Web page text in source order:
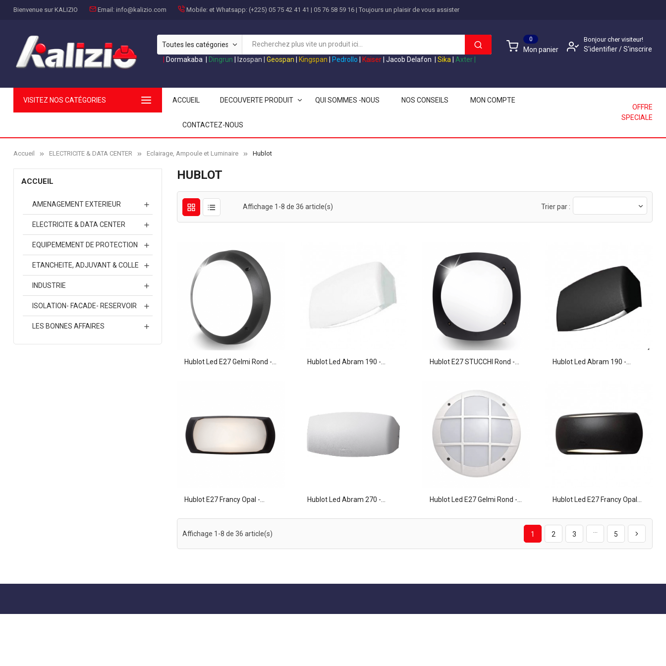
Bienvenue sur KALIZIO Email: info@kalizio.com Mobile: et Whatsapp: (+225) 05 75 42 41 41 | 05 76 58 59 16 | Toujours un plaisir de vous assister
Dormakaba Dingrun Izospan Geospan Kingspan Pedrollo Kaiser Jacob Delafon Sika Axter
0
Mon panier
Bonjour cher visiteur!
S'identifier/S'inscrire
VISITEZ NOS CATÉGORIES ACCUEIL DECOUVERTE PRODUIT QUI SOMMES -NOUS NOS CONSEILS MON COMPTE
CONTACTEZ-NOUS
OFFRE
SPECIALE
Accueil ELECTRICITE & DATA CENTER Eclairage, Ampoule et Luminaire Hublot
ACCUEIL
AMENAGEMENT EXTERIEUR 
ELECTRICITE & DATA CENTER 
EQUIPEMEMENT DE PROTECTION 
ETANCHEITE, ADJUVANT & COLLE 
INDUSTRIE 
ISOLATION- FACADE- RESERVOIR 
LES BONNES AFFAIRES 
HUBLOT
Affichage 1-8 de 36 article(s) Trier par :
Hublot Led E27 Gelmi Rond -... Hublot Led Abram 190 -... Hublot E27 STUCCHI Rond -... Hublot Led Abram 190 -...
Hublot E27 Francy Opal -... Hublot Led Abram 270 -... Hublot Led E27 Gelmi Rond -... Hublot Led E27 Francy Opal...
Affichage 1-8 de 36 article(s) 1 2 3 5